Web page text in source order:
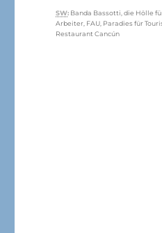
Schlagwörter
SW: Banda Bassotti ,die Hölle
Arbeiter FAU Paradies für
Restaurant Cancún